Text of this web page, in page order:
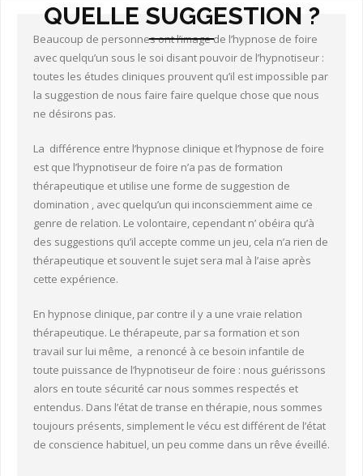
Trois articles de fond
Exemples de thérapies
Vos questions sur l’hypnose
Docteur Jean Schmitt
Consultations sur rendez-vous
QUELLE SUGGESTION ?
Beaucoup de personnes ont l’image de l’hypnose de foire
avec quelqu’un sous le soi disant pouvoir de l’hypnotiseur :
toutes les études cliniques prouvent qu’il est impossible par
la suggestion de nous faire faire quelque chose que nous
ne désirons pas.
La différence entre l’hypnose clinique et l’hypnose de foire
est que l’hypnotiseur de foire n’a pas de formation
thérapeutique et utilise une forme de suggestion de
domination , avec quelqu’un qui inconsciemment aime ce
genre de relation. Le volontaire, cependant n’ obéira qu’à
des suggestions qu’il accepte comme un jeu, cela n’a rien de
thérapeutique et souvent le sujet sera mal à l’aise après
cette expérience.
En hypnose clinique, par contre il y a une vraie relation
thérapeutique. Le thérapeute, par sa formation et son
travail sur lui même, a renoncé à ce besoin infantile de
toute puissance de l’hypnotiseur de foire : nous guérissons
alors en toute sécurité car nous sommes respectés et
entendus. Dans l’état de transe en thérapie, nous sommes
toujours présents, simplement le vécu est différent de l’état
de conscience habituel, un peu comme dans un rêve éveillé.